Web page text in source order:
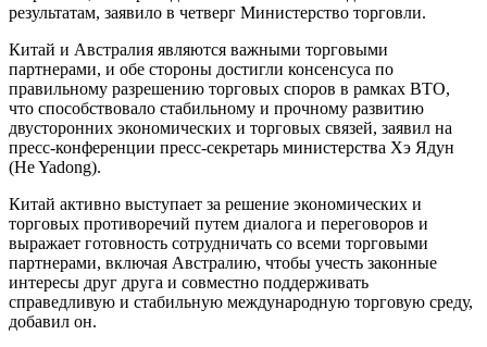
результатам, заявило в четверг Министерство торговли.
Китай и Австралия являются важными торговыми
партнерами, и обе стороны достигли консенсуса по
правильному разрешению торговых споров в рамках ВТО,
что способствовало стабильному и прочному развитию
двусторонних экономических и торговых связей, заявил на
пресс-конференции пресс-секретарь министерства Хэ Ядун
(He Yadong).
Китай активно выступает за решение экономических и
торговых противоречий путем диалога и переговоров и
выражает готовность сотрудничать со всеми торговыми
партнерами, включая Австралию, чтобы учесть законные
интересы друг друга и совместно поддерживать
справедливую и стабильную международную торговую среду,
добавил он.